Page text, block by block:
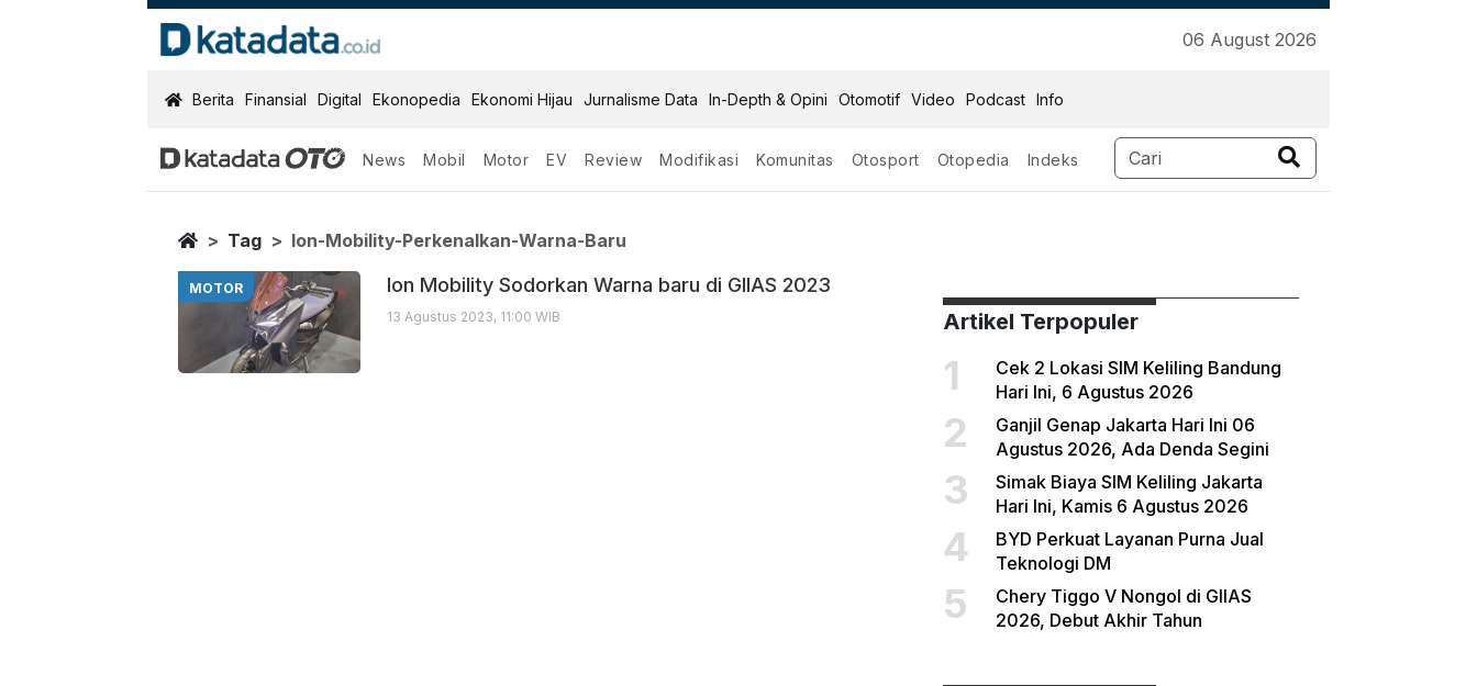
06 August 2026
KatadataOTO
Berita Finansial Digital Ekonopedia Ekonomi Hijau Jurnalisme Data In-Depth & Opini Otomotif Video Podcast Info
News Mobil Motor EV Review Modifikasi Komunitas Otosport Otopedia Indeks
Ion Mobility Perkenalkan Warna Baru
Berita Terbaru
Home
Tag Ion-Mobility-Perkenalkan-Warna-Baru
MOTOR Ion Mobility Sodorkan Warna baru di GIIAS 2023
13 Agustus 2023, 11:00 WIB Artikel Terpopuler
1
Cek 2 Lokasi SIM Keliling Bandung
Hari Ini, 6 Agustus 2026
2
Ganjil Genap Jakarta Hari Ini 06
Agustus 2026, Ada Denda Segini
3
Simak Biaya SIM Keliling Jakarta
Hari Ini, Kamis 6 Agustus 2026
4
BYD Perkuat Layanan Purna Jual
Teknologi DM
5
Chery Tiggo V Nongol di GIIAS
2026, Debut Akhir Tahun